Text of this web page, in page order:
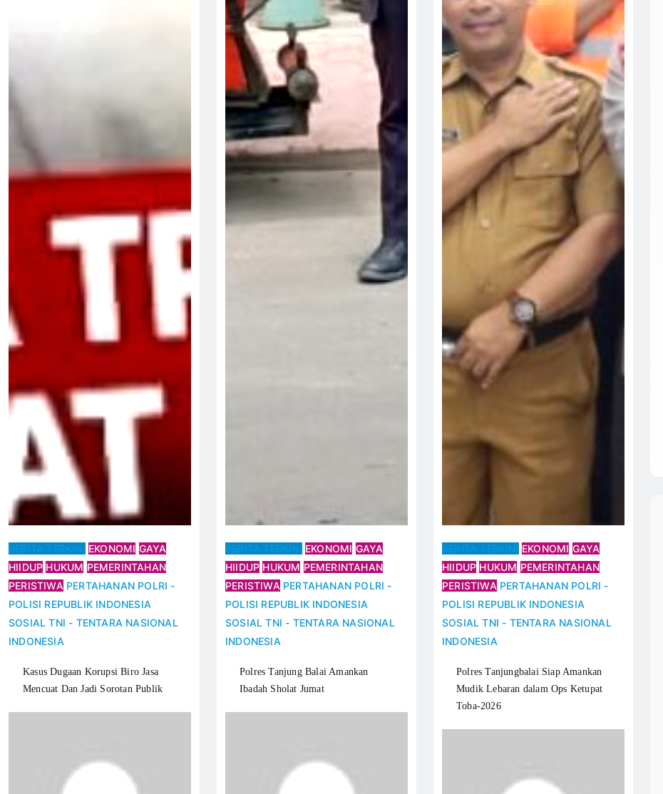
EKONOMI GAYA
HIIDUP HUKUM PEMERINTAHAN
PERISTIWA PERTAHANAN POLRI -
POLISI REPUBLIK INDONESIA
SOSIAL TNI - TENTARA NASIONAL
INDONESIA
Kasus Dugaan Korupsi Biro Jasa
Mencuat Dan Jadi Sorotan Publik
EKONOMI GAYA
HIIDUP HUKUM PEMERINTAHAN
PERISTIWA PERTAHANAN POLRI -
POLISI REPUBLIK INDONESIA
SOSIAL TNI - TENTARA NASIONAL
INDONESIA
Polres Tanjung Balai Amankan
Ibadah Sholat Jumat
EKONOMI GAYA
HIIDUP HUKUM PEMERINTAHAN
PERISTIWA PERTAHANAN POLRI -
POLISI REPUBLIK INDONESIA
SOSIAL TNI - TENTARA NASIONAL
INDONESIA
Polres Tanjungbalai Siap Amankan
Mudik Lebaran dalam Ops Ketupat
Toba-2026